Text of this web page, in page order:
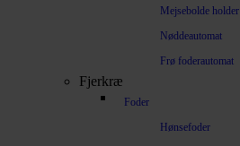
Mejsebolde holder
Nøddeautomat
Frø foderautomat
Fjerkræ
Foder
Hønsefoder